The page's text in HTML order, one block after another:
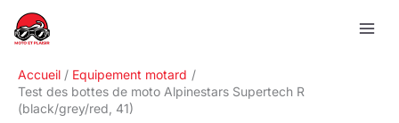
Accueil
Equipement motard
Test des bottes de moto Alpinestars Supertech R
(black/grey/red, 41)
R
e
h
e